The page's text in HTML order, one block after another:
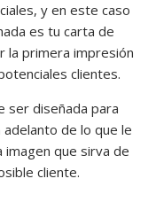
y en este caso
es tu carta de
la primera impresión
clientes.
ser diseñada para
de lo que le
que sirva de
cliente.